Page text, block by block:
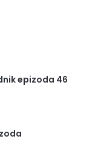
epizoda 46